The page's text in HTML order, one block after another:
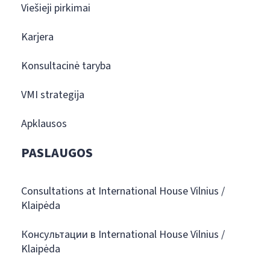
Viešieji pirkimai
Karjera
Konsultacinė taryba
VMI strategija
Apklausos
PASLAUGOS
Consultations at International House Vilnius /
Klaipėda
Консультации в International House Vilnius /
Klaipėda